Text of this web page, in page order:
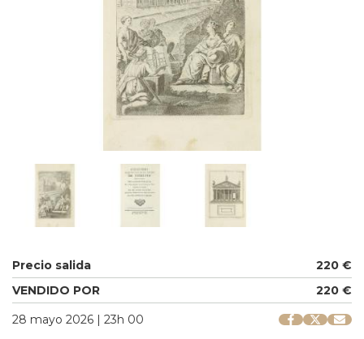
Precio salida
220 €
VENDIDO POR
220 €
28 mayo 2026 | 23h 00